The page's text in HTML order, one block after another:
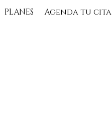
PLANES Agenda tu cita